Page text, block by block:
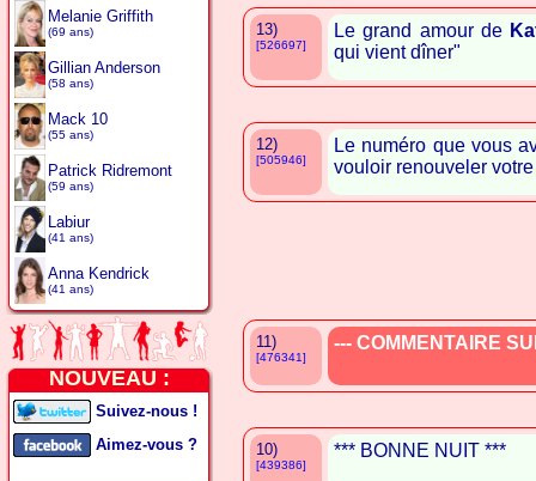
Melanie Griffith
(69 ans)
Gillian Anderson
(58 ans)
Mack 10
(55 ans)
Patrick Ridremont
(59 ans)
Labiur
(41 ans)
Anna Kendrick
(41 ans)
NOUVEAU :
Suivez-nous !
Aimez-vous ?
13)
[526697]
Le grand amour de
qui vient dîner"
12)
[505946]
Le numéro que vous
vouloir renouveler
11)
[476341]
--- COMMENTAIRE
10)
[439386]
*** BONNE NUIT ***